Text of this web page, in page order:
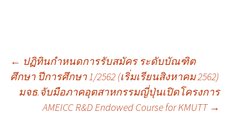
เมนู
นำทาง
← ปฏิทินกำหนดการรับสมัคร ระดับบัณฑิต
ศึกษา ปีการศึกษา 1/2562 (เริ่มเรียนสิงหาคม 2562)
มจธ.จับมือภาคอุตสาหกรรมญี่ปุ่นเปิดโครงการ
AMEICC R&D Endowed Course for KMUTT →